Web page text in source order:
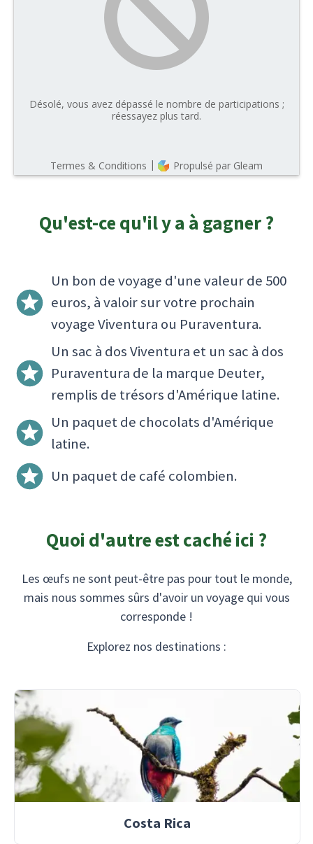
Qu'est-ce qu'il y a à gagner ?
Un bon de voyage d'une valeur de 500
euros, à valoir sur votre prochain
voyage Viventura ou Puraventura.
Un sac à dos Viventura et un sac à dos
Puraventura de la marque Deuter,
remplis de trésors d'Amérique latine.
Un paquet de chocolats d'Amérique
latine.
Un paquet de café colombien.
Quoi d'autre est caché ici ?
Les œufs ne sont peut-être pas pour tout le monde,
mais nous sommes sûrs d'avoir un voyage qui vous
corresponde !
Explorez nos destinations :
Costa Rica